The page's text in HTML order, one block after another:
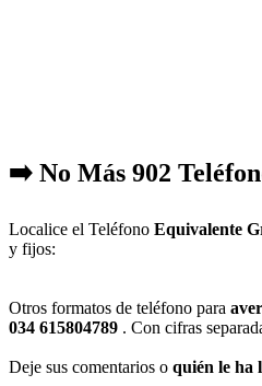
➡️ No Más 902
Localice el Teléfono Equivalente
y fijos:
Otros formatos de teléfono para
034 615804789 . Con cifras
Deje sus comentarios o quién le ha